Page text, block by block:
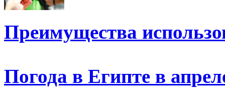
Преимущества
Погода в Египте в